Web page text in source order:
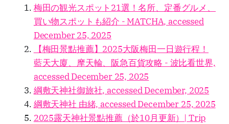
梅田の観光スポット21選！名所、定番グルメ、
買い物スポットも紹介 - MATCHA, accessed
December 25, 2025
【梅田景點推薦】2025大阪梅田一日遊行程！
藍天大廈、摩天輪、阪急百貨攻略 - 波比看世界,
accessed December 25, 2025
綱敷天神社御旅社, accessed December, 2025
綱敷天神社 由緒, accessed December 25, 2025
2025露天神社景點推薦（於10月更新）| Trip